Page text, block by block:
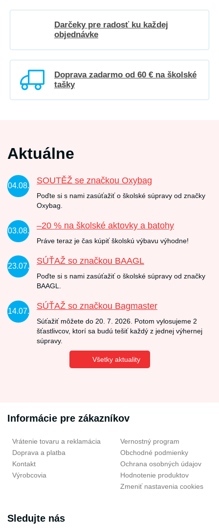
Darčeky pre radosť ku každej
objednávke
Doprava zadarmo od 60 € na školské
tašky
Aktuálne
04.08.
SOUTĚŽ se značkou Oxybag
Poďte si s nami zasúťažiť o školské súpravy od značky
Oxybag.
03.08.
–20 % na školské aktovky a batohy
Práve teraz je čas kúpiť školskú výbavu výhodne!
23.07.
SÚŤAŽ so značkou BAAGL
Poďte si s nami zasúťažiť o školské súpravy od značky
BAAGL.
14.07.
SÚŤAŽ so značkou Bagmaster
Súťažiť môžete do 20. 7. 2026. Potom vylosujeme 2
šťastlivcov, ktorí sa budú tešiť každý z jednej výhernej
súpravy.
Všetky aktuality
Informácie pre zákazníkov
Vrátenie tovaru a reklamácia
Doprava a platba
Kontakt
Výrobcovia
Vernostný program
Obchodné podmienky
Ochrana osobných údajov
Hodnotenie produktov
Zmeniť nastavenia cookies
Sledujte nás